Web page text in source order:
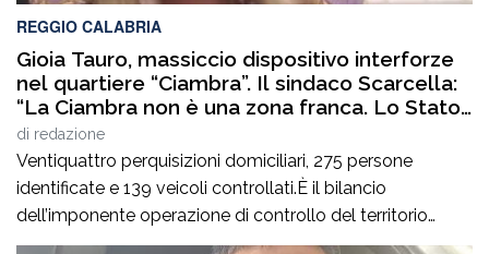
REGGIO CALABRIA
Gioia Tauro, massiccio dispositivo interforze
nel quartiere “Ciambra”. Il sindaco Scarcella:
“La Ciambra non è una zona franca. Lo Stato
c’è e si vede”
di redazione
Ventiquattro perquisizioni domiciliari, 275 persone
identificate e 139 veicoli controllati.È il bilancio
dell’imponente operazione di controllo del territorio
condotta il7 agosto nel quartiere Ciambra di Gioia Tauro,